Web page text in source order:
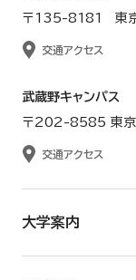
〒135-8181 東京
交通アクセス
武蔵野キャンパス
〒202-8585 東京
交通アクセス
大学案内